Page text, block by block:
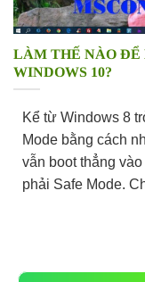
LÀM THẾ NÀO ĐỂ
WINDOWS 10?
Kể từ Windows 8
Mode bằng cách
vẫn boot thẳng
phải Safe Mode.